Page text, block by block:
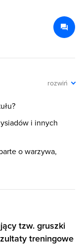
rozwiń
i innych
o warzywa,
tzw. gruszki
treningowe